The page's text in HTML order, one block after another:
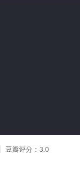
豆瓣评分： 3.0